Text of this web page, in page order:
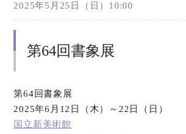
2025年5月25日（日）10:00
第64回書象展
第64回書象展
2025年6月12日（木）～22日（日）
国立新美術館